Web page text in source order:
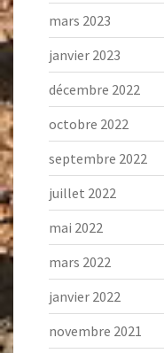
mars 2023
janvier 2023
décembre 2022
octobre 2022
septembre 2022
juillet 2022
mai 2022
mars 2022
janvier 2022
novembre 2021